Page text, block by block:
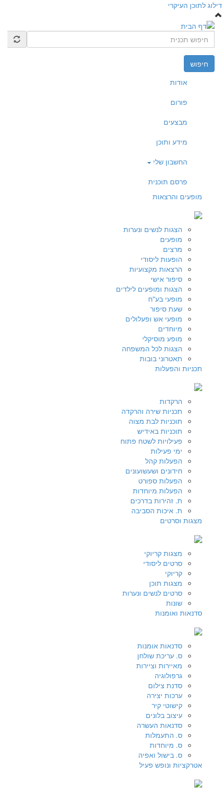
דילוג לתוכן העיקרי
חיפוש
אודות
פורום
מבצעים
מידע ותוכן
החשבון שלי
פרסם תוכנית
מופעים והרצאות
הצגות לנשים ונערות
מופעים
מרצים
הופעות ליסודי
הרצאות מקצועיות
סיפור אישי
הצגות ומופעים לילדים
מופעי בע"ח
שעת סיפור
מופעי אש ופעלולים
מיוחדים
מופע מוסיקלי
הצגות לכל המשפחה
תאטרוני בובות
תכניות והפעלות
הרקדות
תכניות שירה והרקדה
תוכניות לבת מצוה
תוכניות באידיש
פעילויות לשטח פתוח
ימי פעילות
הפעלות קהל
חידונים ושעשועונים
הפעלות ספורט
הפעלות מיוחדות
ת. זהירות בדרכים
ת. איכות הסביבה
מצגות וסרטים
מצגות קריוקי
סרטים ליסודי
קריוקי
מצגות תוכן
סרטים לנשים ונערות
שונות
סדנאות ואומנות
סדנאות אומנות
ס. עריכת שולחן
מאיירות וציירות
גרפולוגיה
סדנת צילום
ערכות יצירה
קישוטי קיר
עיצוב בלונים
סדנאות העשרה
ס. התעמלות
ס. מיוחדות
ס. בישול ואפיה
אטרקציות ונופש פעיל